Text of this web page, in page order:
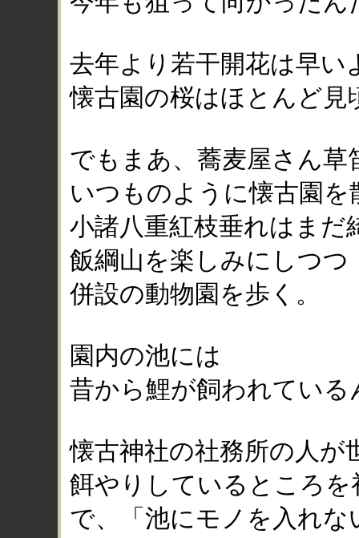
去年より若干開花は早い
懐古園の桜はほとんど見
でもまあ、蕎麦屋さん
いつものように懐古園
小諸八重紅枝垂れはまだ
飯綱山を楽しみにしつつ
併設の動物園を歩く。
園内の池には
昔から鯉が飼われている
懐古神社の社務所の人が
餌やりしているところを
で、「池にモノを入れ